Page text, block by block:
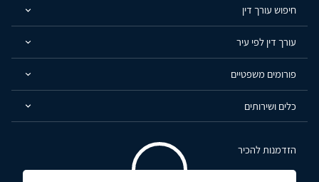
חיפוש עורך דין
עורך דין לפי עיר
פורומים משפטיים
כלים ושירותים
הזדמנות להכיר